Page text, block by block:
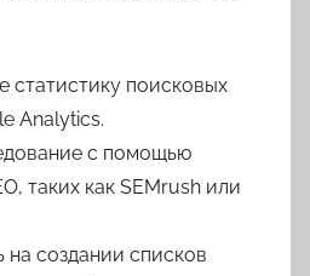
статистику поисковых
Analytics.
с помощью
таких как SEMrush или
на создании списков